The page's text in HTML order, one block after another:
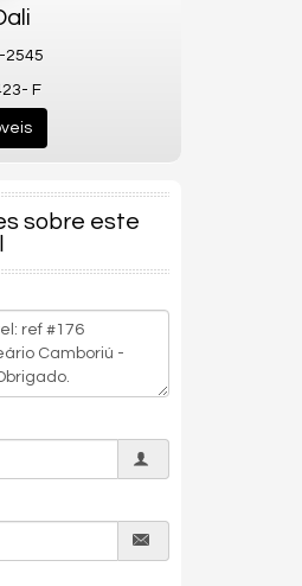
2545
F
sobre este